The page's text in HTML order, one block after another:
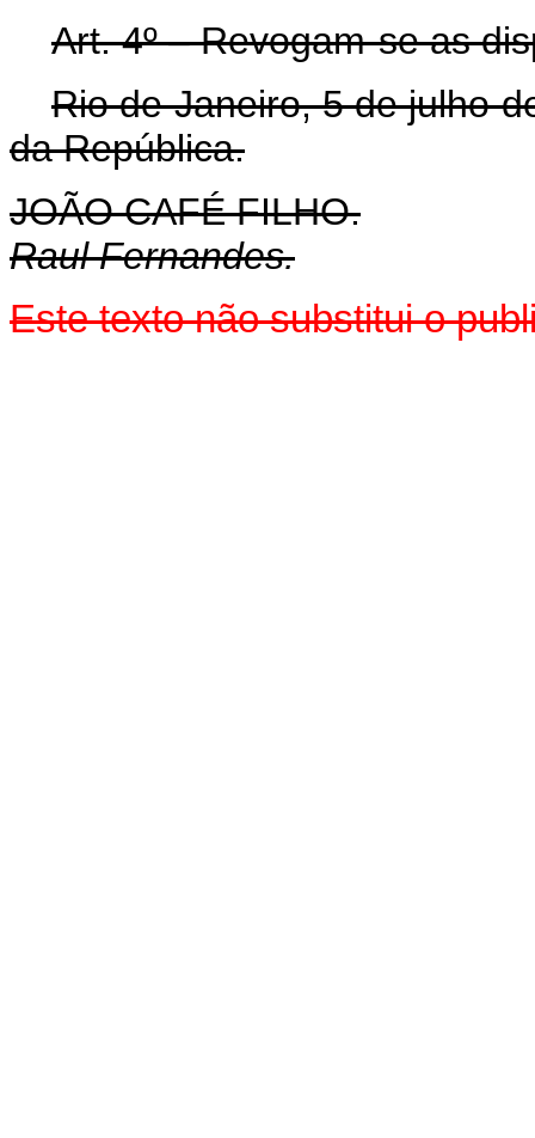
Art. 4º – Revogam-se as
Rio de Janeiro, 5 de julho
da República.
JOÃO CAFÉ FILHO.
Raul Fernandes.
Este texto não substitui o